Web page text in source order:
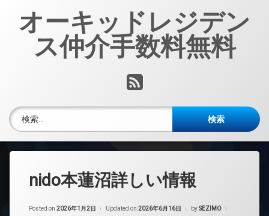
オーキッドレジデン
ス仲介手数料無料
RSS
検索:
nido本蓮沼詳しい情報
Posted on 2026年1月2日 Updated on 2026年6月16日 bySEZIMO